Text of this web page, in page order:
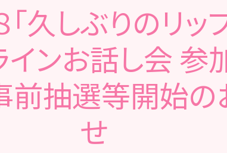
「久しぶりのリッ
インお話し会 参
前抽選等開始
せ